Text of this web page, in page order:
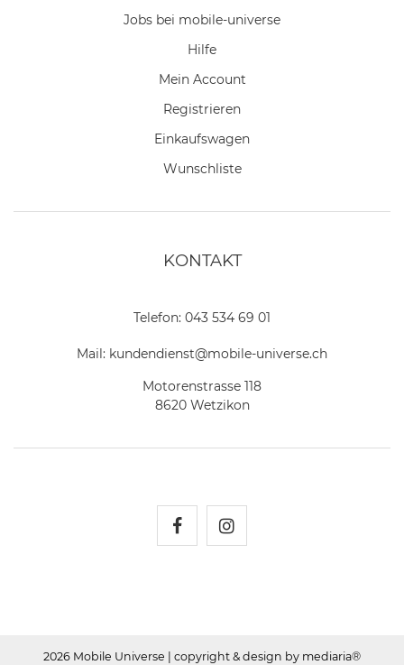
Jobs bei mobile-universe
Hilfe
Mein Account
Registrieren
Einkaufswagen
Wunschliste
KONTAKT
Telefon: 043 534 69 01
Mail: kundendienst@mobile-universe.ch
Motorenstrasse 118
8620 Wetzikon
2026 Mobile Universe | copyright & design by mediaria®